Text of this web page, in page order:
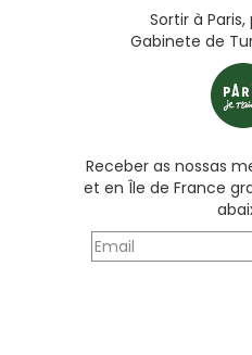
Sortir à
Gabinete de
Receber as nossas
et en Île de France